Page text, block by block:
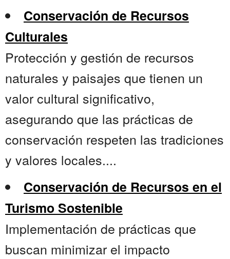
Conservación de Recursos
Culturales
Protección y gestión de recursos
naturales y paisajes que tienen un
valor cultural significativo,
asegurando que las prácticas de
conservación respeten las tradiciones
y valores locales....
Conservación de Recursos en el
Turismo Sostenible
Implementación de prácticas que
buscan minimizar el impacto